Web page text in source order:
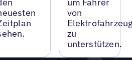
von
zu
unterstützen.